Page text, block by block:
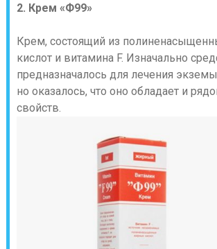
2. Крем «Ф99»
Крем, состоящий из
кислот и витамина F. Изначально
предназначалось для лечения
но оказалось, что оно обладает и
свойств.